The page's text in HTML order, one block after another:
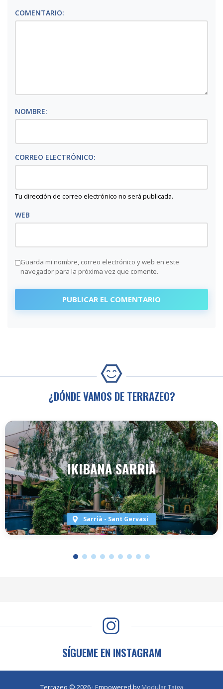
COMENTARIO:
NOMBRE:
CORREO ELECTRÓNICO:
Tu dirección de correo electrónico no será publicada.
WEB
Guarda mi nombre, correo electrónico y web en este
navegador para la próxima vez que comente.
¿DÓNDE VAMOS DE TERRAZEO?
IKIBANA SARRIÀ
Sarrià - Sant Gervasi
SÍGUEME EN INSTAGRAM
Terrazeo © 2026 · Empowered byModular Taiga